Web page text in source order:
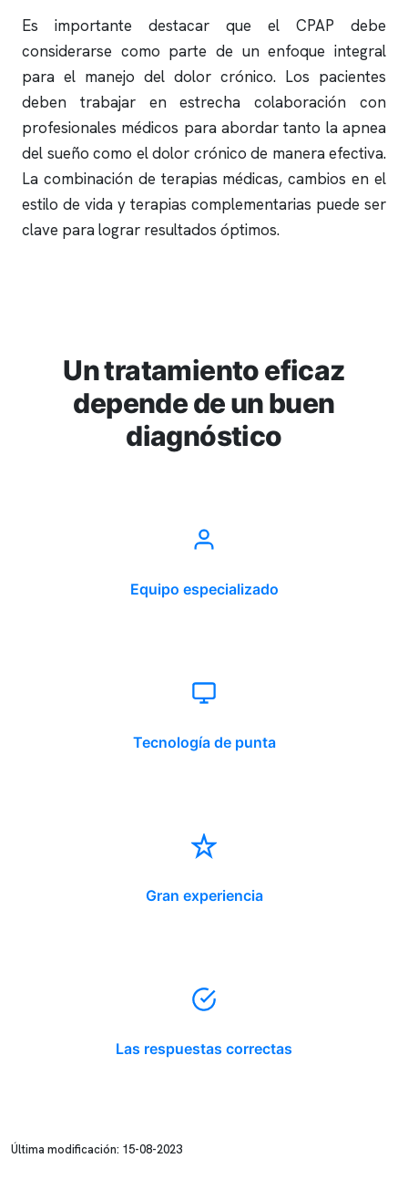
Es importante destacar que el CPAP debe
considerarse como parte de un enfoque integral
para el manejo del dolor crónico. Los pacientes
deben trabajar en estrecha colaboración con
profesionales médicos para abordar tanto la apnea
del sueño como el dolor crónico de manera efectiva.
La combinación de terapias médicas, cambios en el
estilo de vida y terapias complementarias puede ser
clave para lograr resultados óptimos.
Un tratamiento eficaz
depende de un buen
diagnóstico
Equipo especializado
Tecnología de punta
Gran experiencia
Las respuestas correctas
Última modificación: 15-08-2023